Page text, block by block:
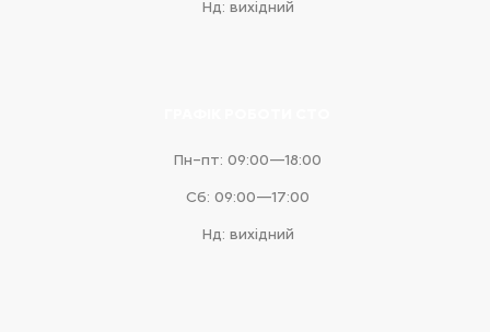
Нд: вихідний
Пн–пт: 09:00—18:00
Сб: 09:00—17:00
Нд: вихідний